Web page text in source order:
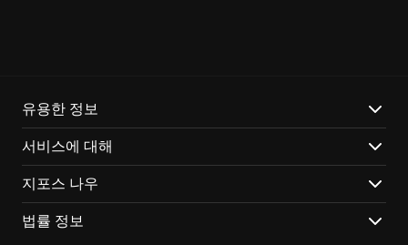
유용한 정보
서비스에 대해
지포스 나우
법률 정보